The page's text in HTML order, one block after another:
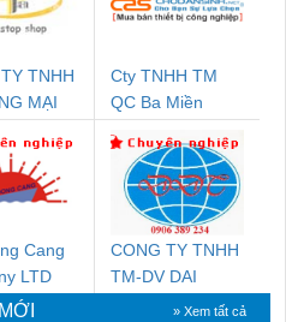
TNHH
MẠI
Cty TNHH TM
QC Ba Miền
Cang
LTD
CONG TY TNHH
TM-DV DAI
DONG THANH
» Xem tất cả